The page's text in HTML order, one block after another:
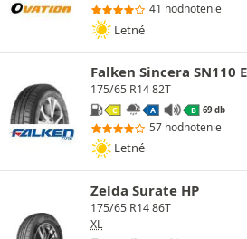
41 hodnotenie
Letné
Falken Sincera SN110
175/65 R14 82T
C A B 69 db
57 hodnotenie
Letné
Zelda Surate HP
175/65 R14 86T
XL